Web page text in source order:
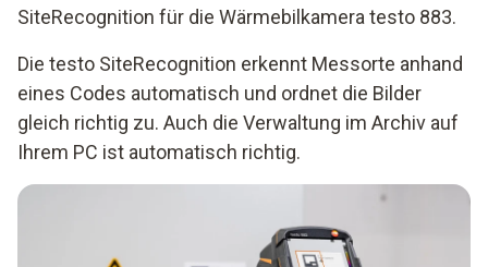
SiteRecognition für die Wärmebilkamera testo 883.
Die testo SiteRecognition erkennt Messorte anhand
eines Codes automatisch und ordnet die Bilder
gleich richtig zu. Auch die Verwaltung im Archiv auf
Ihrem PC ist automatisch richtig.